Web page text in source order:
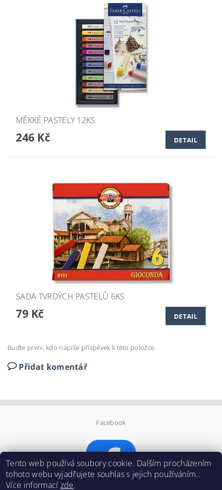
MĚKKÉ PASTELY 12KS
246 Kč DETAIL
SADA TVRDÝCH PASTELŮ 6KS
79 Kč DETAIL
Buďte první, kdo napíše příspěvek k této položce.
Přidat komentář
Facebook
Tento web používá soubory cookie. Dalším procházením
tohoto webu vyjadřujete souhlas s jejich používáním..
Více informací zde.